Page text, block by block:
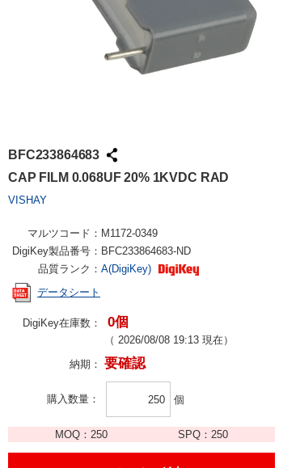
BFC233864683
CAP FILM 0.068UF 20% 1KVDC RAD
VISHAY
マルツコード： M1172-0349
DigiKey製品番号： BFC233864683-ND
品質ランク： A(DigiKey)
データシート
DigiKey在庫数： 0個
（ 2026/08/08 19:13 現在）
納期： 要確認
購入数量 個
MOQ：250 SPQ： 250